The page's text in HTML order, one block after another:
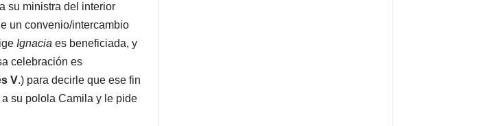
su ministra del interior
un convenio/intercambio
Ignacia es beneficiada, y
celebración es
V.) para decirle que ese fin
su polola Camila y le pide